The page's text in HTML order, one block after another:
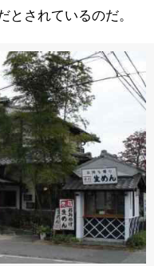
とされているのだ。